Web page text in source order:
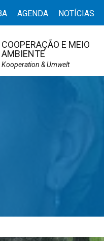
AGENDA NOTÍCIAS
COOPERAÇÃO E MEIO
AMBIENTE
Kooperation & Umwelt